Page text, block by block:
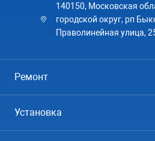
140150, Московская
городской округ, рп
Праволинейная улица,
Ремонт
Установка